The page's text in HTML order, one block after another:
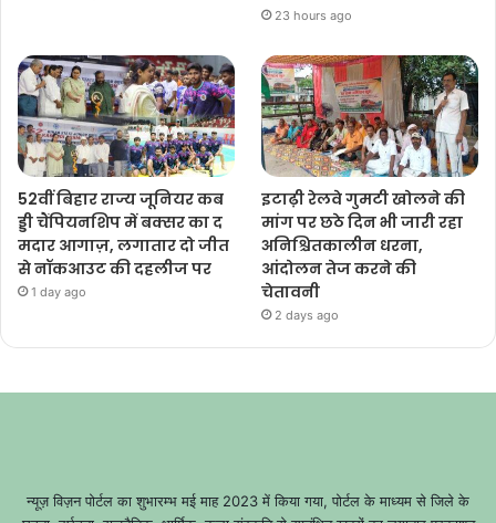
23 hours ago
52वीं बिहार राज्य जूनियर कब
ड्डी चैंपियनशिप में बक्सर का द
मदार आगाज़, लगातार दो जीत
से नॉकआउट की दहलीज पर
1 day ago
इटाढ़ी रेलवे गुमटी खोलने की
मांग पर छठे दिन भी जारी रहा
अनिश्चितकालीन धरना,
आंदोलन तेज करने की
चेतावनी
2 days ago
न्यूज़ विज़न पोर्टल का शुभारम्भ मई माह 2023 में किया गया, पोर्टल के माध्यम से जिले के